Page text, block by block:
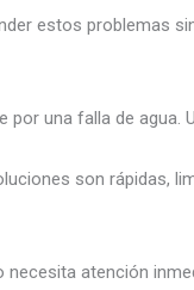
estos problemas
una falla de
son rápidas,
necesita atención